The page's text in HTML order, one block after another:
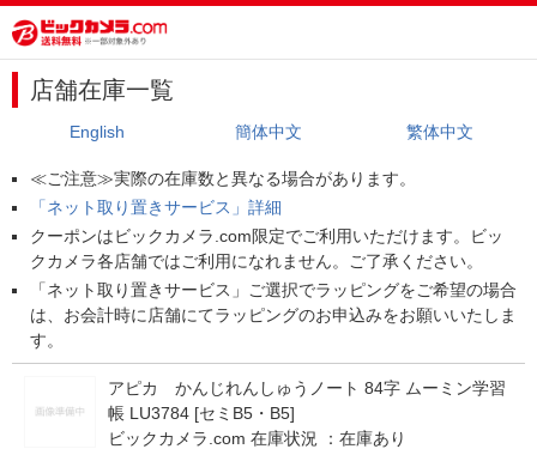
店舗在庫一覧
English 簡体中文 繁体中文
≪ご注意≫実際の在庫数と異なる場合があります。
「ネット取り置きサービス」詳細
クーポンはビックカメラ.com限定でご利用いただけます。ビッ
クカメラ各店舗ではご利用になれません。ご了承ください。
「ネット取り置きサービス」ご選択でラッピングをご希望の場合
は、お会計時に店舗にてラッピングのお申込みをお願いいたしま
す。
アピカ かんじれんしゅうノート 84字 ムーミン学習
帳 LU3784 [セミB5・B5]
ビックカメラ.com 在庫状況 ： 在庫あり